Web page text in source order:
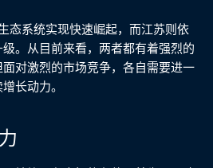
态系统实现快速崛起，而江苏则依
。从目前来看，两者都有着强烈的
对激烈的市场竞争，各自需要进一
长动力。